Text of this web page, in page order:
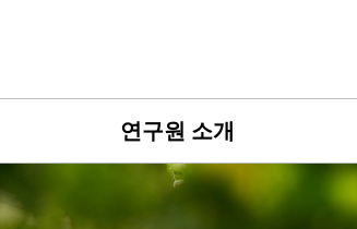
연구원 소개